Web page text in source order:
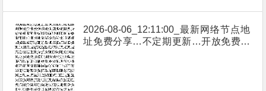
2026-08-06_12:11:00_最新网络节点地
址免费分享…不定期更新…开放免费分